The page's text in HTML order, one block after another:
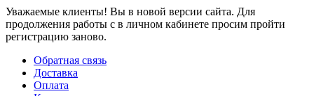
Уважаемые клиенты! Вы в новой версии сайта. Для
продолжения работы с в личном кабинете просим пройти
регистрацию заново.
Обратная связь
Доставка
Оплата